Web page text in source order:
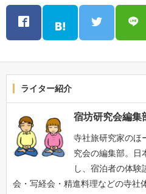
ライター紹介
宿坊研究会編集
寺社旅研究家のほ
究会の編集部。日
し、宿泊者の体
会・写経会・精進料理などの寺社